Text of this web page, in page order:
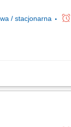
/ stacjonarna
dbającym o